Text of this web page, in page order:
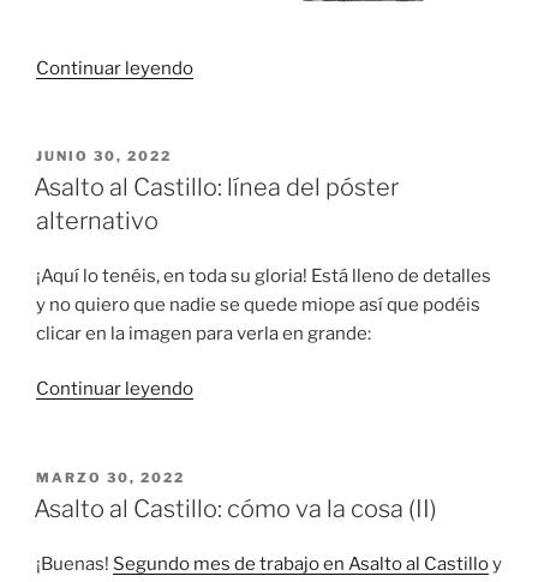
Continuar leyendo«¡La
en
PUBLICADO
EL
JUNIO 30, 2022
Asalto al Castillo: línea del póster
alternativo
¡Aquí lo tenéis, en toda su gloria! Está lleno de detalles
y no quiero que nadie se quede miope así que podéis
clicar en la imagen para verla en grande:
Continuar leyendo«Asalto
del
alternativo»
PUBLICADO
EL
MARZO 30, 2022
Asalto al Castillo: cómo va la cosa (II)
¡Buenas! Segundo mes de trabajo en Asalto al Castilloy